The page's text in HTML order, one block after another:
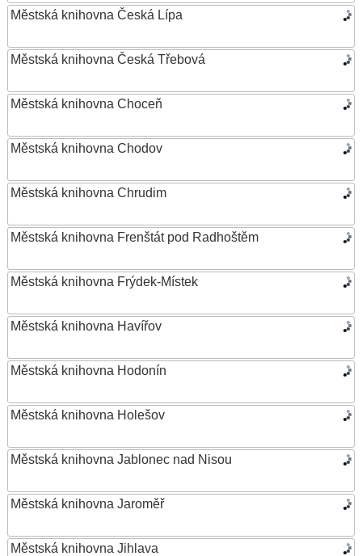
Městská knihovna Česká Lípa
Městská knihovna Česká Třebová
Městská knihovna Choceň
Městská knihovna Chodov
Městská knihovna Chrudim
Městská knihovna Frenštát pod Radhoštěm
Městská knihovna Frýdek-Místek
Městská knihovna Havířov
Městská knihovna Hodonín
Městská knihovna Holešov
Městská knihovna Jablonec nad Nisou
Městská knihovna Jaroměř
Městská knihovna Jihlava